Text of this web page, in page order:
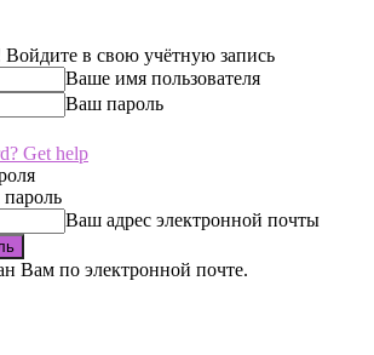
в свою учётную запись
Ваше имя пользователя
Ваш пароль
Get help
Ваш адрес электронной почты
Вам по электронной почте.